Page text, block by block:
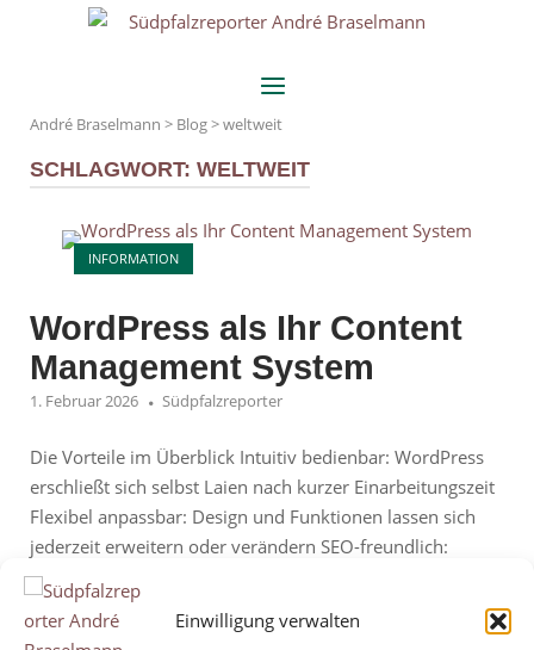
Einwilligung verwalten
Home
Menu
André Braselmann > Blog>weltweit
SCHLAGWORT: WELTWEIT
INFORMATION
Open post
WordPress als Ihr Content
Management System
1. Februar 2026 Südpfalzreporter
Die Vorteile im Überblick Intuitiv bedienbar: WordPress
erschließt sich selbst Laien nach kurzer Einarbeitungszeit
Flexibel anpassbar: Design und Funktionen lassen sich
jederzeit erweitern oder verändern SEO-freundlich:
Integrierte Grundlagen für Suchmaschinenoptimierung
Unzählige Erweiterungen: Große Auswahl an Plugins für
nahezu jeden Anwendungsfall Schnelle Pflege: Seiten und